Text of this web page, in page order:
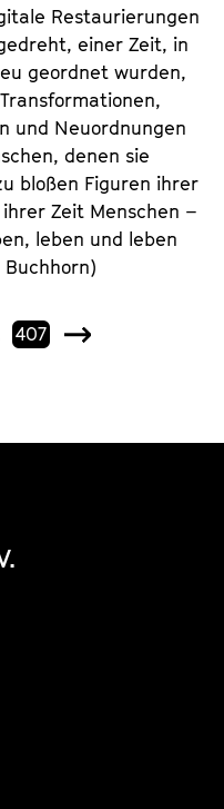
Restaurierungen
einer Zeit, in
geordnet wurden,
und Neuordnungen
denen sie
bloßen Figuren ihrer
Zeit Menschen –
leben und leben
407
N